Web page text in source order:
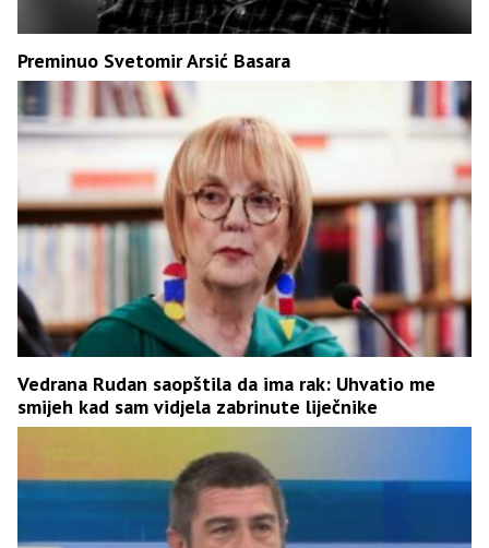
Preminuo Svetomir Arsić Basara
Vedrana Rudan saopštila da ima rak: Uhvatio me
smijeh kad sam vidjela zabrinute liječnike